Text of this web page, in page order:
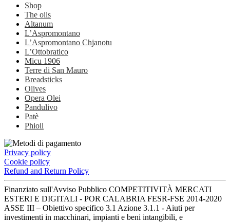
Shop
The oils
Altanum
L’Aspromontano
L’Aspromontano Chjanotu
L’Ottobratico
Micu 1906
Terre di San Mauro
Breadsticks
Olives
Opera Olei
Pandulivo
Patè
Phioil
Privacy policy
Cookie policy
Refund and Return Policy
Finanziato sull'Avviso Pubblico COMPETITIVITÀ MERCATI
ESTERI E DIGITALI - POR CALABRIA FESR-FSE 2014-2020
ASSE III – Obiettivo specifico 3.1 Azione 3.1.1 - Aiuti per
investimenti in macchinari, impianti e beni intangibili, e